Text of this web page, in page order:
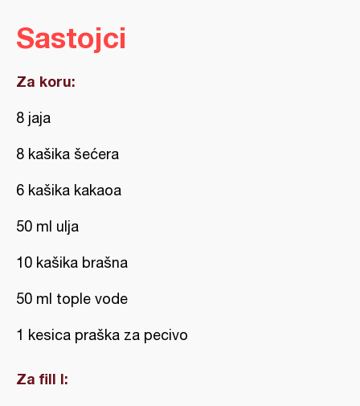
Sastojci
Za koru:
8 jaja
8 kašika šećera
6 kašika kakaoa
50 ml ulja
10 kašika brašna
50 ml tople vode
1 kesica praška za pecivo
Za fill I: